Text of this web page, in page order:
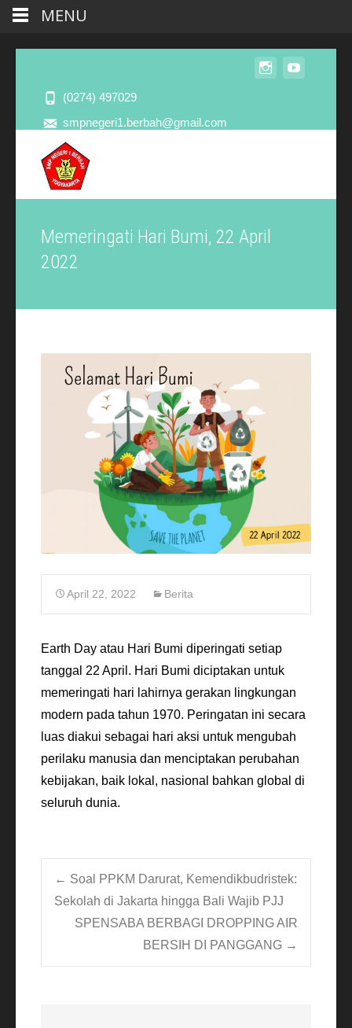
(0274) 497029
smpnegeri1.berbah@gmail.com
Memeringati Hari Bumi, 22 April
2022
April 22, 2022 Berita
Earth Day atau Hari Bumi diperingati setiap
tanggal 22 April. Hari Bumi diciptakan untuk
memeringati hari lahirnya gerakan lingkungan
modern pada tahun 1970. Peringatan ini secara
luas diakui sebagai hari aksi untuk mengubah
perilaku manusia dan menciptakan perubahan
kebijakan, baik lokal, nasional bahkan global di
seluruh dunia.
Post
navigation
← Soal PPKM Darurat, Kemendikbudristek:
Sekolah di Jakarta hingga Bali Wajib PJJ
SPENSABA BERBAGI DROPPING AIR
BERSIH DI PANGGANG →
MENU